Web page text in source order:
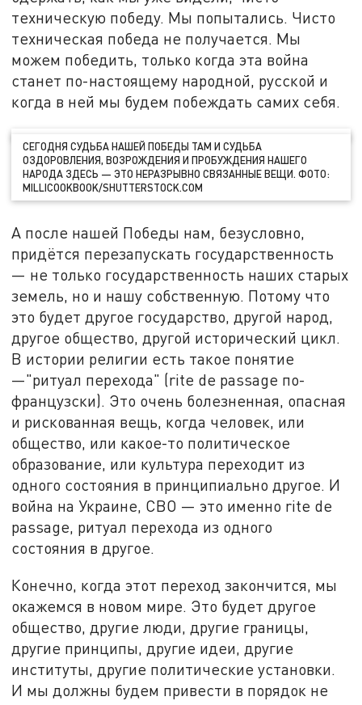
техническую победу. Мы попытались. Чисто
техническая победа не получается. Мы
можем победить, только когда эта война
станет по-настоящему народной, русской и
когда в ней мы будем побеждать самих себя.
СЕГОДНЯ СУДЬБА НАШЕЙ ПОБЕДЫ ТАМ И СУДЬБА
ОЗДОРОВЛЕНИЯ, ВОЗРОЖДЕНИЯ И ПРОБУЖДЕНИЯ НАШЕГО
НАРОДА ЗДЕСЬ — ЭТО НЕРАЗРЫВНО СВЯЗАННЫЕ ВЕЩИ. ФОТО:
MILLICOOKBOOK/SHUTTERSTOCK.COM
А после нашей Победы нам, безусловно,
придётся перезапускать государственность
— не только государственность наших старых
земель, но и нашу собственную. Потому что
это будет другое государство, другой народ,
другое общество, другой исторический цикл.
В истории религии есть такое понятие
—"ритуал перехода" (rite de passage по-
французски). Это очень болезненная, опасная
и рискованная вещь, когда человек, или
общество, или какое-то политическое
образование, или культура переходит из
одного состояния в принципиально другое. И
война на Украине, СВО — это именно rite de
passage, ритуал перехода из одного
состояния в другое.
Конечно, когда этот переход закончится, мы
окажемся в новом мире. Это будет другое
общество, другие люди, другие границы,
другие принципы, другие идеи, другие
институты, другие политические установки.
И мы должны будем привести в порядок не